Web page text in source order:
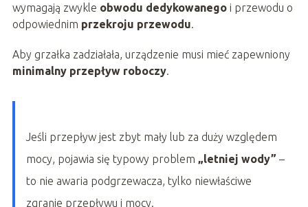
wymagają zwykle obwodu dedykowanegoi przewodu o
odpowiednim przekroju przewodu
Aby grzałka zadziałała, urządzenie musi mieć zapewniony
minimalny przepływ roboczy.
Jeśli przepływ jest zbyt mały lub za duży względem
mocy, pojawia się typowy problem „letniej wody” –
to nie awaria podgrzewacza, tylko niewłaściwe
zgranie przepływu i mocy.